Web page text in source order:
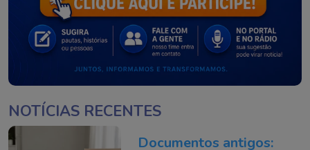
NOTÍCIAS RECENTES
Documentos antigos: